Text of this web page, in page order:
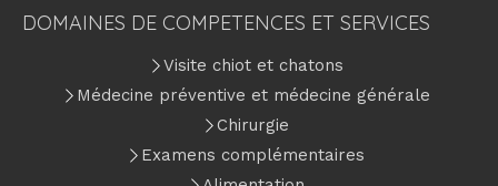
DOMAINES DE COMPETENCES ET SERVICES
Visite chiot et chatons
Médecine préventive et médecine générale
Chirurgie
Examens complémentaires